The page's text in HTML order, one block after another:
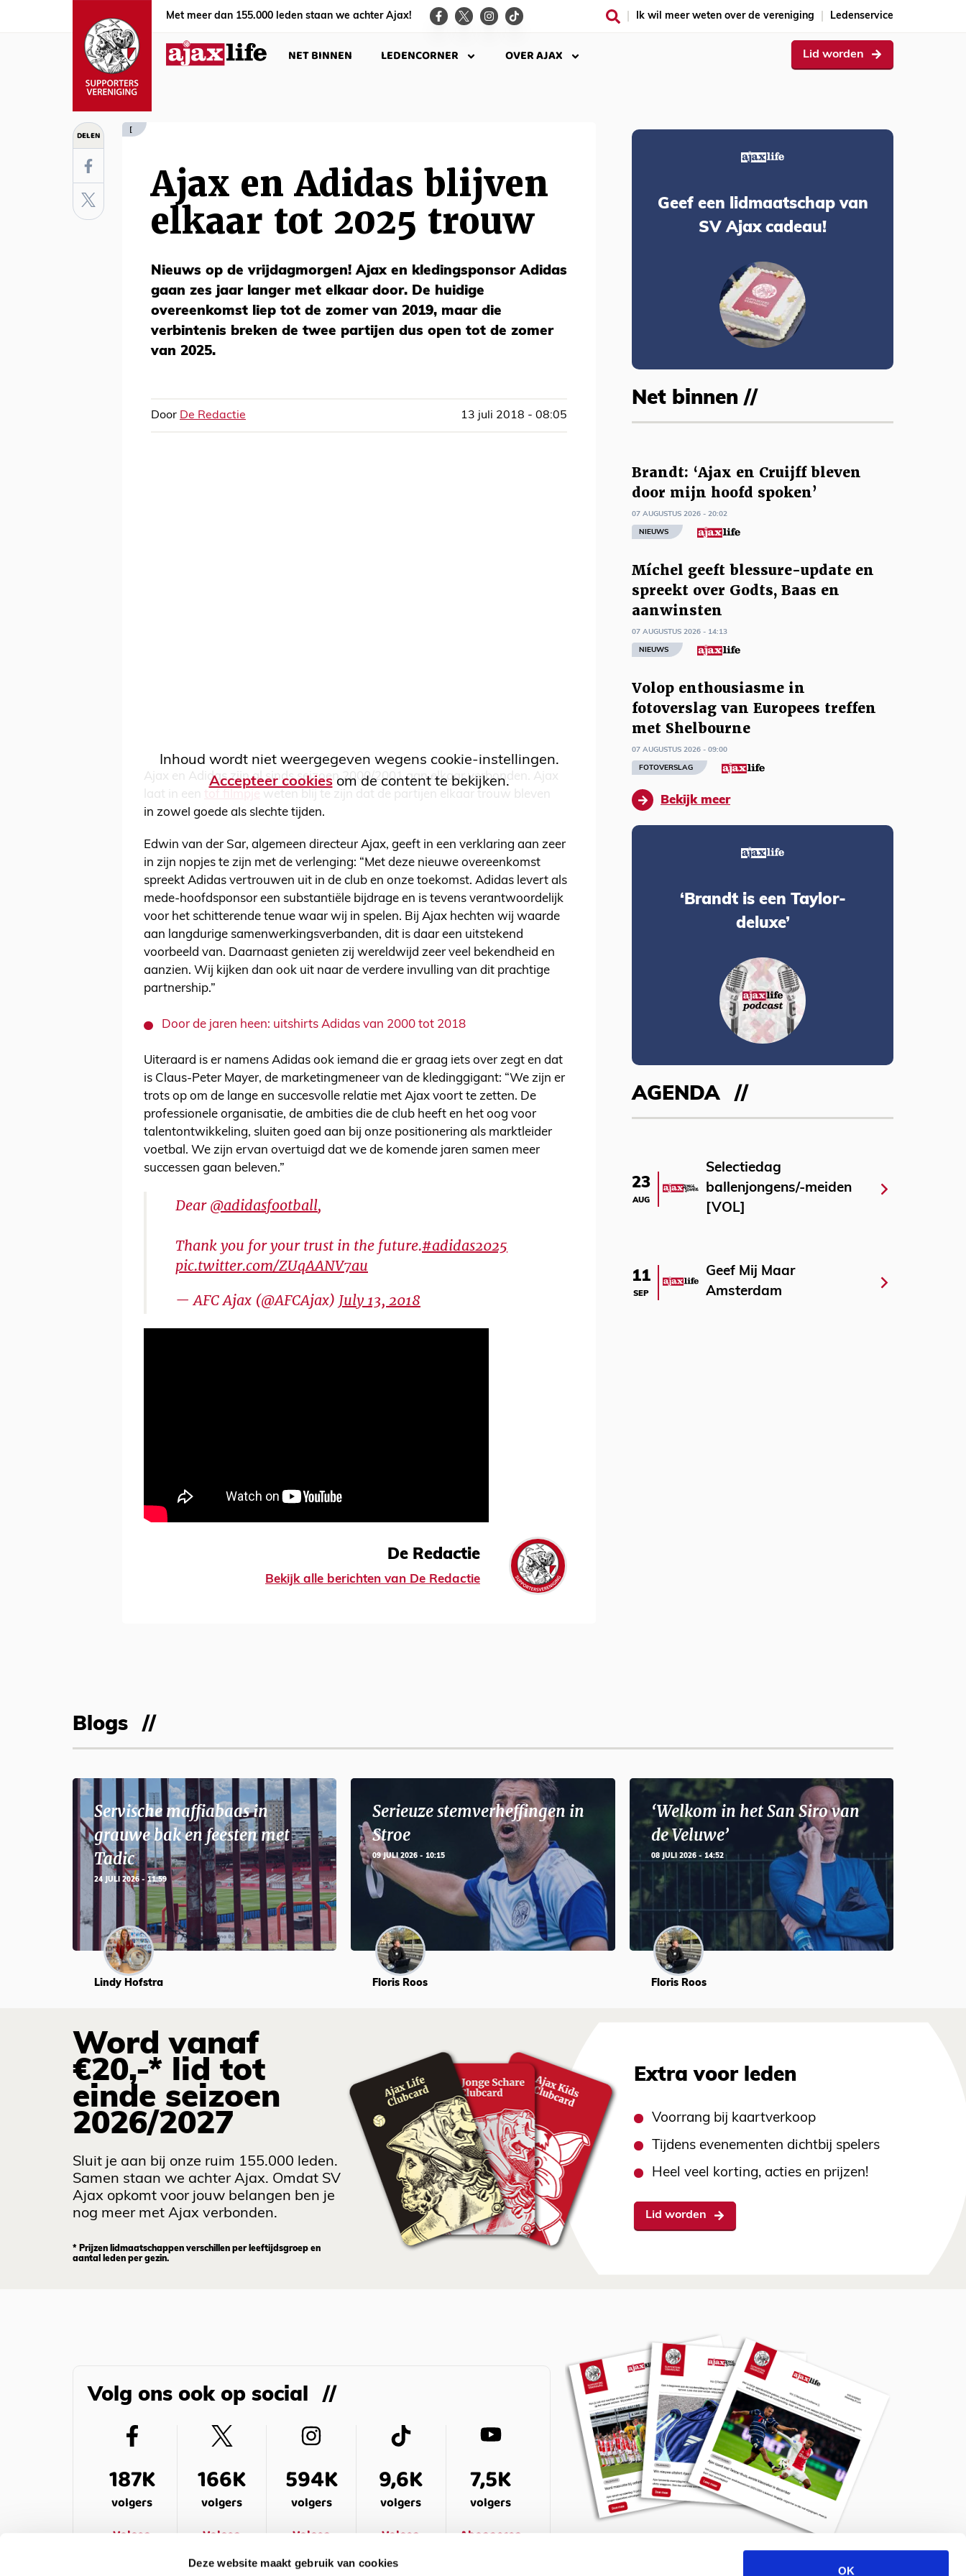
Deze website maakt gebruik van cookies
OK
Met meer dan 155.000 leden staan we achter Ajax! Ik wil meer weten over de vereniging Ledenservice
NET BINNEN LEDENCORNER OVER AJAX Lid worden
DELEN [
Ajax en Adidas blijven
elkaar tot 2025 trouw
Nieuws op de vrijdagmorgen! Ajax en kledingsponsor Adidas
gaan zes jaar langer met elkaar door. De huidige
overeenkomst liep tot de zomer van 2019, maar die
verbintenis breken de twee partijen dus open tot de zomer
van 2025.
Door De Redactie 13 juli 2018 - 08:05
Inhoud wordt niet weergegeven wegens cookie-instellingen.
Accepteer cookiesom de content te bekijken.
Ajax en Adidas zijn al sinds seizoen 2000/2001 aan elkaar verbonden. Ajax
laat in een tof filmpje weten blij te zijn dat de partijen elkaar trouw bleven
in zowel goede als slechte tijden.
Edwin van der Sar, algemeen directeur Ajax, geeft in een verklaring aan zeer
in zijn nopjes te zijn met de verlenging: “Met deze nieuwe overeenkomst
spreekt Adidas vertrouwen uit in de club en onze toekomst. Adidas levert als
mede-hoofdsponsor een substantiële bijdrage en is tevens verantwoordelijk
voor het schitterende tenue waar wij in spelen. Bij Ajax hechten wij waarde
aan langdurige samenwerkingsverbanden, dit is daar een uitstekend
voorbeeld van. Daarnaast genieten zij wereldwijd zeer veel bekendheid en
aanzien. Wij kijken dan ook uit naar de verdere invulling van dit prachtige
partnership.”
Door de jaren heen: uitshirts Adidas van 2000 tot 2018
Uiteraard is er namens Adidas ook iemand die er graag iets over zegt en dat
is Claus-Peter Mayer, de marketingmeneer van de kledinggigant: “We zijn er
trots op om de lange en succesvolle relatie met Ajax voort te zetten. De
professionele organisatie, de ambities die de club heeft en het oog voor
talentontwikkeling, sluiten goed aan bij onze positionering als marktleider
voetbal. We zijn ervan overtuigd dat we de komende jaren samen meer
successen gaan beleven.”
Dear@adidasfootball,
Thank you for your trust in the future.#adidas2025
pic.twitter.com/ZUqAANV7au
— AFC Ajax (@AFCAjax) July 13, 2018
De Redactie
Bekijk alle berichten van De Redactie
Geef een lidmaatschap van
SV Ajax cadeau!
Net binnen //
Brandt: ‘Ajax en Cruijff bleven
door mijn hoofd spoken’
07 AUGUSTUS 2026 - 20:02
NIEUWS
Míchel geeft blessure-update en
spreekt over Godts, Baas en
aanwinsten
07 AUGUSTUS 2026 - 14:13
NIEUWS
Volop enthousiasme in
fotoverslag van Europees treffen
met Shelbourne
07 AUGUSTUS 2026 - 09:00
FOTOVERSLAG
Bekijk meer
‘Brandt is een Taylor-
deluxe’
AGENDA
23
AUG
Selectiedag
ballenjongens/-meiden
[VOL]
11
SEP
Geef Mij Maar
Amsterdam
Blogs
Servische maffiabaas in
grauwe bak en feesten met
Tadic
24 JULI 2026 - 11:59
Lindy Hofstra
Serieuze stemverheffingen in
Stroe
09 JULI 2026 - 10:15
Floris Roos
‘Welkom in het San Siro van
de Veluwe’
08 JULI 2026 - 14:52
Floris Roos
Word vanaf
€20,-* lid tot
einde seizoen
2026/2027
Sluit je aan bij onze ruim 155.000 leden.
Samen staan we achter Ajax. Omdat SV
Ajax opkomt voor jouw belangen ben je
nog meer met Ajax verbonden.
* Prijzen lidmaatschappen verschillen per leeftijdsgroep en
aantal leden per gezin.
Extra voor leden
Voorrang bij kaartverkoop
Tijdens evenementen dichtbij spelers
Heel veel korting, acties en prijzen!
Lid worden
Volg ons ook op social
187K
volgers
Volgen
166K
volgers
Volgen
594K
volgers
Volgen
9,6K
volgers
Volgen
7,5K
volgers
Abonneren
Meld je aan voor de nieuwsbrief